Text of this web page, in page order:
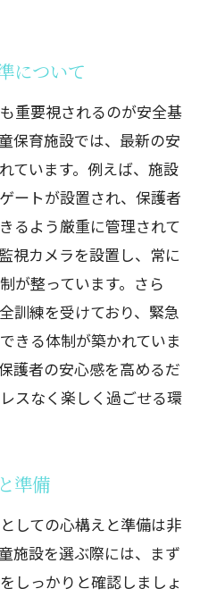
について
重要視されるのが安全基
保育施設では、最新の安
ています。例えば、施設
ートが設置され、保護者
るよう厳重に管理されて
視カメラを設置し、常に
が整っています。さら
訓練を受けており、緊急
きる体制が築かれていま
護者の安心感を高めるだ
スなく楽しく過ごせる環
準備
しての心構えと準備は非
施設を選ぶ際には、まず
しっかりと確認しましょ